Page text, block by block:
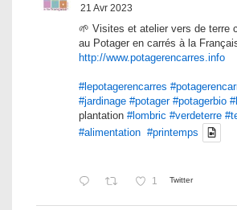
21 Avr 2023
🌱 Visites et atelier vers de terre
au Potager en carrés à la
http://www.potagerencarres.info
#lepotagerencarres
#jardinage #potager #potagerbio
plantation #lombric #verdeterre
#alimentation #printemps
1 Twitter